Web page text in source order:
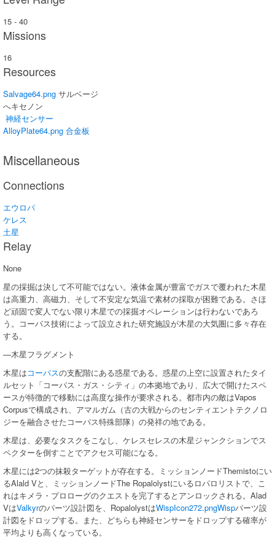
15 - 40
Missions
16
Resources
Salvage64.png サルベージ
へキセノン
神経センサー
AlloyPlate64.png 合金板
Miscellaneous
Connections
エウロパ
ケレス
土星
Relay
None
星の採掘は決して不可能ではない。液体金属が豊富でガスで覆われた木星
は高重力、高磁力、そして不安定な気温で素材の採取が困難である。さほ
ど頑固で変人でない限り木星での採掘オペレーションは行わないであろ
う。コーパス技術によって設立された研究施設が木星の大気圏に多々存在
する。
—木星フラグメント
木星はコーパスの支配階にある惑星である。惑星の上空に設置されたタイ
ルセット「コーパス・ガス・シティ」の本拠地であり、広大で開けたスペ
ースが特徴的で移動には高度な操作が要求される。都市内の敵はVapos
Corpusで構成され、アマルガム（古の大戦からのセンティエントテクノロ
ジーを融合させたコーパス特殊部隊）の発祥の地である。
木星は、必要なタスクをこなし、ケレスセレスの木星ジャンクションでス
ペクターを倒すことでアクセス可能になる。
木星には2つの抹殺ターゲットが存在する。ミッションノードThemistoにい
るAlald Vと、ミッションノードThe Ropalolystにいるロパロリストで、こ
れはキメラ・プロローグのクエストを完了するとアンロックされる。Alad
VはValkyrのパーツ設計図を、RopalolystはWispIcon272.pngWispパーツ設
計図をドロップする。また、どちらも神経センサーをドロップする確率が
平均よりも高くなっている。